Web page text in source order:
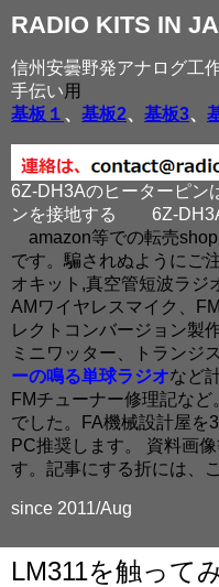
RADIO KITS IN
信州安曇野発アナログ工
手伝い用
基板１ 、 基板2、 基板3、
6Z-DH3Aのヒーターピン
ンを接地する
6Z-
amazon等での転売
です。騙されぬようにご
オキット,真空管短波ラジ
AMワイヤレスマイク、
レクトコンバージョン製
ミニワッター、トランジ
ーの鳴る単球ラジオなど
FMチューナー修理記な
でした。FA機械設計屋を
PC推奨します。 資料画
す。記事にする折には、
since 2011/Aug
LM311を触って